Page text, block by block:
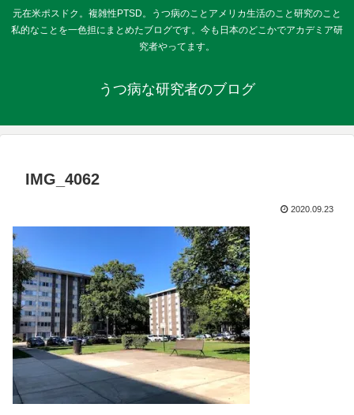
元在米ポスドク。複雑性PTSD。うつ病のことアメリカ生活のこと研究のこと
私的なことを一色担にまとめたブログです。今も日本のどこかでアカデミア研
究者やってます。
うつ病な研究者のブログ
IMG_4062
2020.09.23